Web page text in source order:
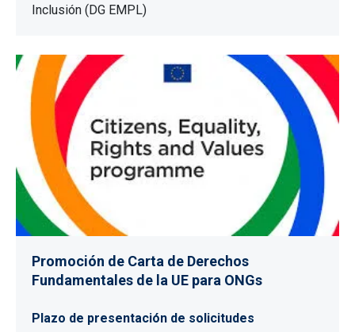
Inclusión (DG EMPL)
Promoción de Carta de Derechos
Fundamentales de la UE para ONGs
Plazo de presentación de solicitudes